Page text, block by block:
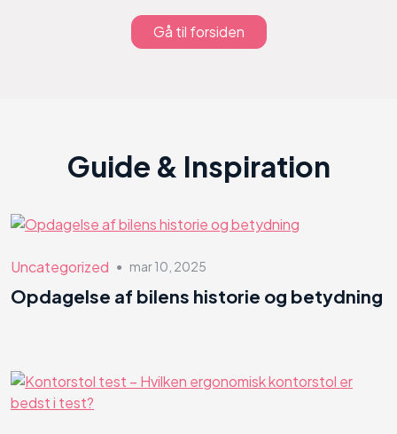
Gå til forsiden
Guide & Inspiration
Uncategorized ● mar 10, 2025
Opdagelse af bilens historie og betydning